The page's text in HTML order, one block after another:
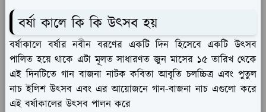
বর্ষা কালে কি কি উৎসব হয়
বর্ষাকালে বর্ষার নবীন বরণের একটি দিন হিসেবে একটি উৎসব
পালিত হয়ে থাকে এটা মূলত সাধারণত জুন মাসের ১৫ তারিখ থেকে
এই দিনটিতে গান বাজনা নাটক কবিতা আবৃতি চলচ্চিত্র এবং পুতুল
নাচ ইলিশ উৎসব এবং এর আয়োজনে গান-বাজনা নাচ এগুলো করে
এই বর্ষাকালের উৎসব পালন করে